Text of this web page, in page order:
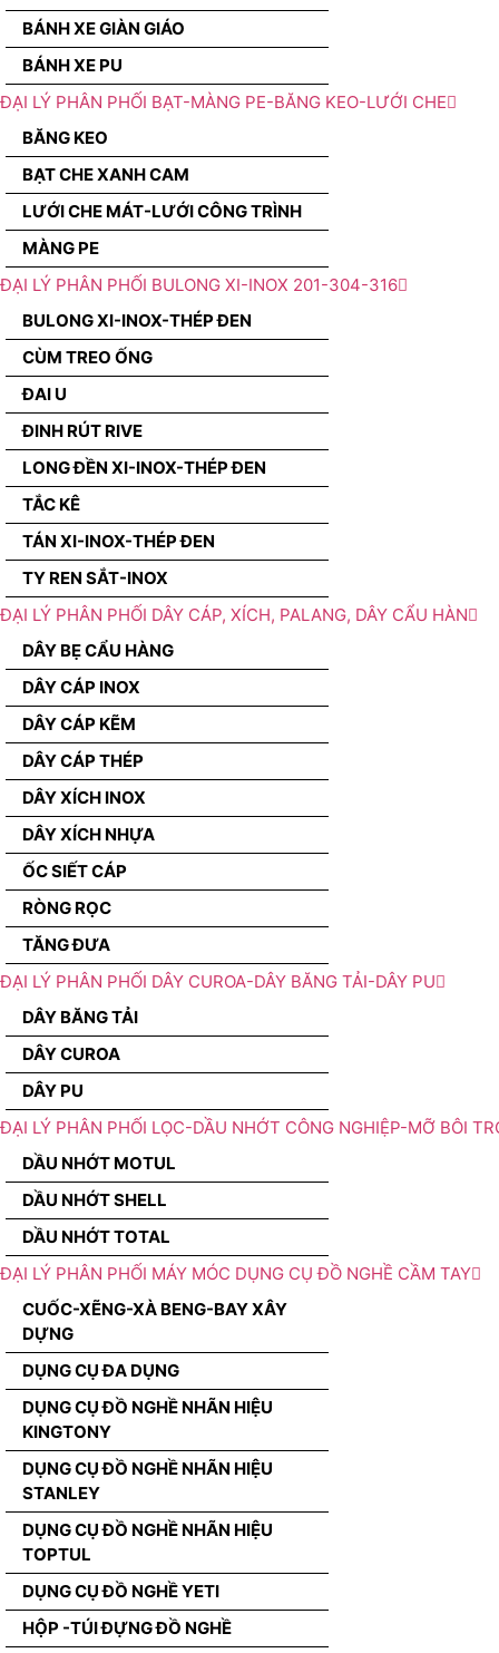
BÁNH XE GIÀN GIÁO
BÁNH XE PU
ĐẠI LÝ PHÂN PHỐI BẠT-MÀNG PE-BĂNG KEO-LƯỚI CHE
BĂNG KEO
BẠT CHE XANH CAM
LƯỚI CHE MÁT-LƯỚI CÔNG TRÌNH
MÀNG PE
ĐẠI LÝ PHÂN PHỐI BULONG XI-INOX 201-304-316
BULONG XI-INOX-THÉP ĐEN
CÙM TREO ỐNG
ĐAI U
ĐINH RÚT RIVE
LONG ĐỀN XI-INOX-THÉP ĐEN
TẮC KÊ
TÁN XI-INOX-THÉP ĐEN
TY REN SẮT-INOX
ĐẠI LÝ PHÂN PHỐI DÂY CÁP, XÍCH, PALANG, DÂY CẨU HÀN
DÂY BẸ CẨU HÀNG
DÂY CÁP INOX
DÂY CÁP KẼM
DÂY CÁP THÉP
DÂY XÍCH INOX
DÂY XÍCH NHỰA
ỐC SIẾT CÁP
RÒNG RỌC
TĂNG ĐƯA
ĐẠI LÝ PHÂN PHỐI DÂY CUROA-DÂY BĂNG TẢI-DÂY PU
DÂY BĂNG TẢI
DÂY CUROA
DÂY PU
ĐẠI LÝ PHÂN PHỐI LỌC-DẦU NHỚT CÔNG NGHIỆP-MỠ BÔI
DẦU NHỚT MOTUL
DẦU NHỚT SHELL
DẦU NHỚT TOTAL
ĐẠI LÝ PHÂN PHỐI MÁY MÓC DỤNG CỤ ĐỒ NGHỀ CẦM TAY
CUỐC-XẼNG-XÀ BENG-BAY XÂY
DỰNG
DỤNG CỤ ĐA DỤNG
DỤNG CỤ ĐỒ NGHỀ NHÃN HIỆU
KINGTONY
DỤNG CỤ ĐỒ NGHỀ NHÃN HIỆU
STANLEY
DỤNG CỤ ĐỒ NGHỀ NHÃN HIỆU
TOPTUL
DỤNG CỤ ĐỒ NGHỀ YETI
HỘP -TÚI ĐỰNG ĐỒ NGHỀ